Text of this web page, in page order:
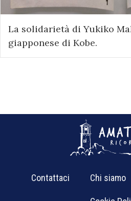
La solidarietà di Yukiko
giapponese di Kobe.
Contattaci Chi siamo